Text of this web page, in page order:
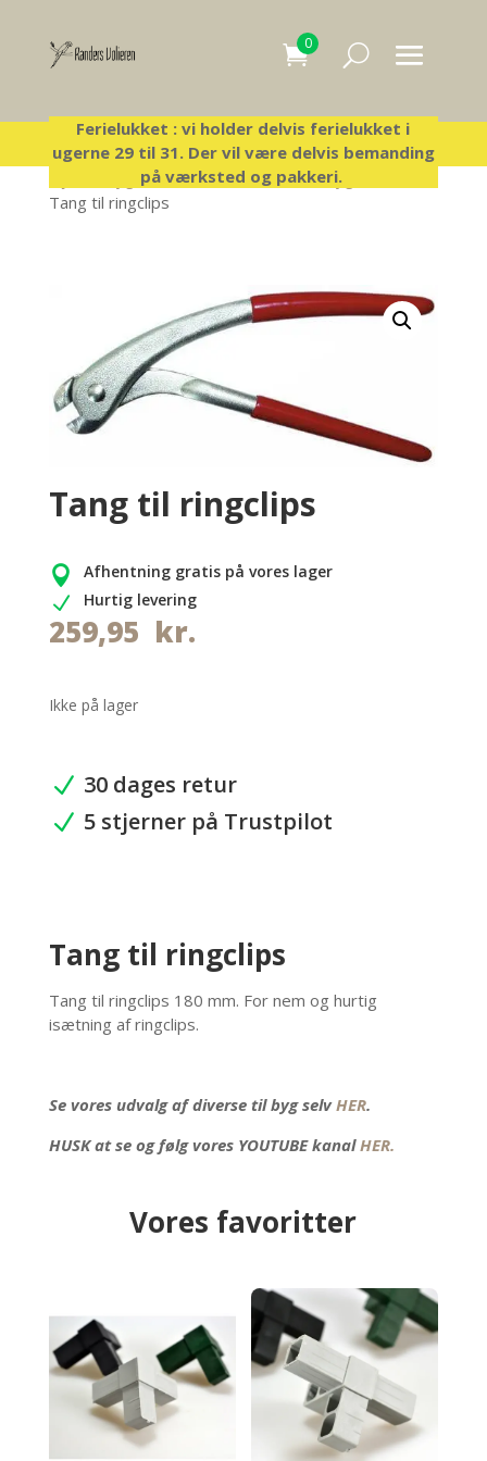
0
Ferielukket : vi holder delvis ferielukket i
ugerne 29 til 31. Der vil være delvis bemanding
på værksted og pakkeri.
Byg-selv-voliere/Diverse til Byg selv
Tang til ringclips
Tang til ringclips
 Afhentning gratis på vores lager
N Hurtig levering
259,95 kr.
Ikke på lager
N 30 dages retur
N 5 stjerner på Trustpilot
Tang til ringclips
Tang til ringclips 180 mm. For nem og hurtig
isætning af ringclips.
Se vores udvalg af diverse til byg selvHER.
HUSK at se og følg vores YOUTUBE kanalHER.
Vores favoritter